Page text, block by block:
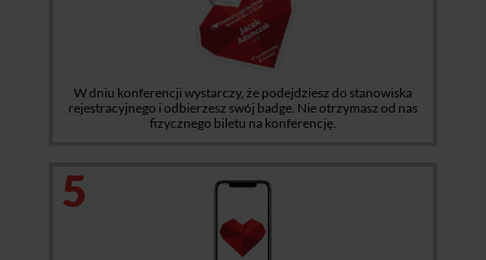
W dniu konferencji wystarczy, że podejdziesz do stanowiska
rejestracyjnego i odbierzesz swój badge. Nie otrzymasz od nas
fizycznego biletu na konferencję.
5